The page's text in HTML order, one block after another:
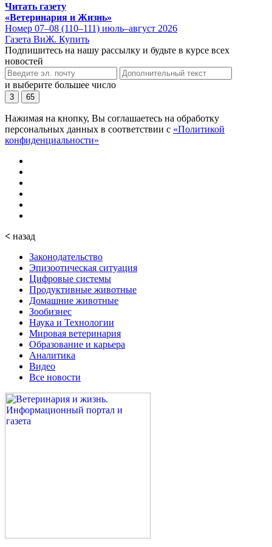
Читать газету
«Ветеринария и Жизнь»
Номер 07–08 (110–111) июль–август 2026
Газета ВиЖ. Купить
Подпишитесь на нашу рассылку и будьте в курсе всех
новостей
и выберите большее число
3 65
Нажимая на кнопку, Вы соглашаетесь на обработку
персональных данных в соответствии с «Политикой
конфиденциальности»
< назад
Законодательство
Эпизоотическая ситуация
Цифровые системы
Продуктивные животные
Домашние животные
Зообизнес
Наука и Технологии
Мировая ветеринария
Образование и карьера
Аналитика
Видео
Все новости